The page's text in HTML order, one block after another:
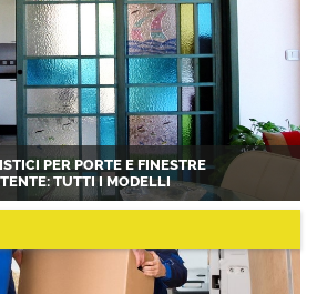
PER PORTE E FINESTRE
TUTTI I MODELLI